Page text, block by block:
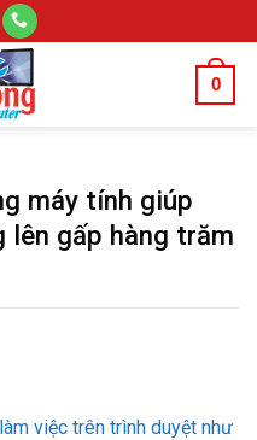
0
máy tính giúp
lên gấp hàng trăm
việc trên trình duyệt như